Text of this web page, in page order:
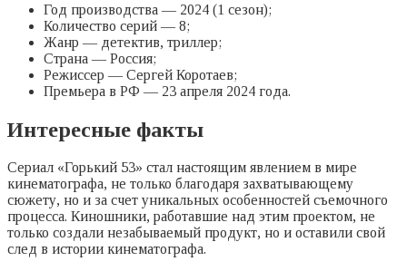
Год производства — 2024 (1 сезон);
Количество серий — 8;
Жанр — детектив, триллер;
Страна — Россия;
Режиссер — Сергей Коротаев;
Премьера в РФ — 23 апреля 2024 года.
Интересные факты
Сериал «Горький 53» стал настоящим явлением в мире
кинематографа, не только благодаря захватывающему
сюжету, но и за счет уникальных особенностей съемочного
процесса. Киношники, работавшие над этим проектом, не
только создали незабываемый продукт, но и оставили свой
след в истории кинематографа.